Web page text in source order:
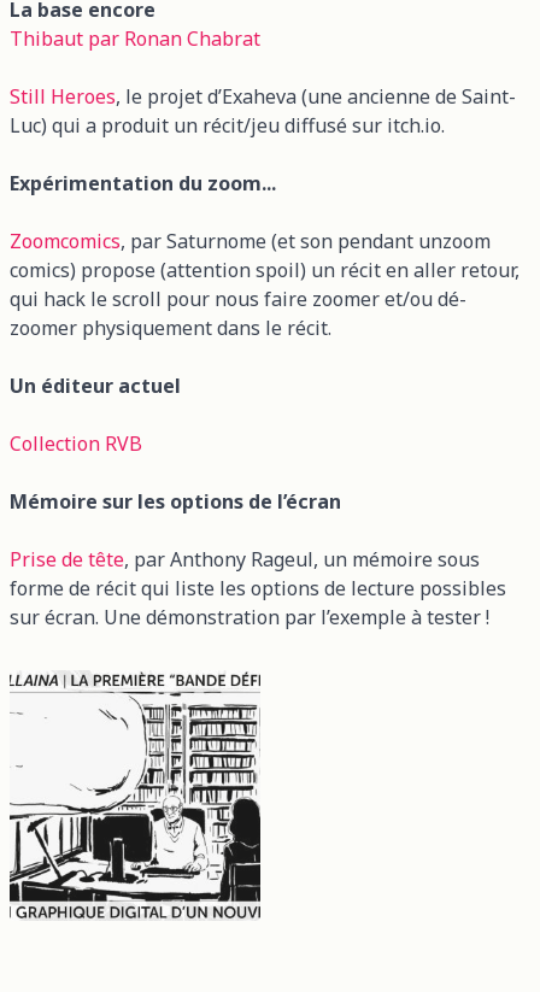
La base encore
Thibaut par Ronan Chabrat
Still Heroes, le projet d’Exaheva (une ancienne de Saint-
Luc) qui a produit un récit/jeu diffusé sur itch.io.
Expérimentation du zoom...
Zoomcomics, par Saturnome (et son pendant unzoom
comics) propose (attention spoil) un récit en aller retour,
qui hack le scroll pour nous faire zoomer et/ou dé-
zoomer physiquement dans le récit.
Un éditeur actuel
Collection RVB
Mémoire sur les options de l’écran
Prise de tête, par Anthony Rageul, un mémoire sous
forme de récit qui liste les options de lecture possibles
sur écran. Une démonstration par l’exemple à tester !